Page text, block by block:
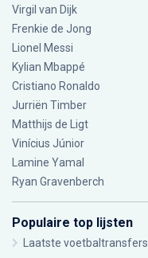
Virgil van Dijk
Frenkie de Jong
Lionel Messi
Kylian Mbappé
Cristiano Ronaldo
Jurriën Timber
Matthijs de Ligt
Vinícius Júnior
Lamine Yamal
Ryan Gravenberch
Populaire top lijsten
Laatste voetbaltransfers